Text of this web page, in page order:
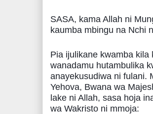
SASA, kama Allah ni
kaumba mbingu na Nchi
Pia ijulikane kwamba
wanadamu hutambulika
anayekusudiwa ni fulani.
Yehova, Bwana wa
lake ni Allah, sasa hoja
wa Wakristo ni mmoja: